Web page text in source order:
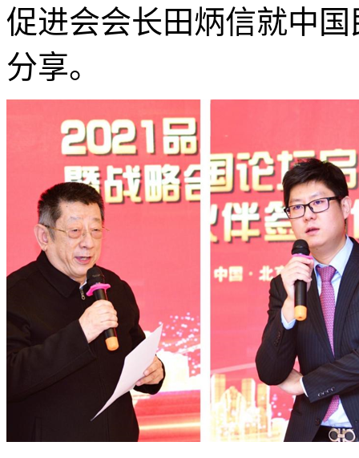
促进会会长田炳信就中
分享。